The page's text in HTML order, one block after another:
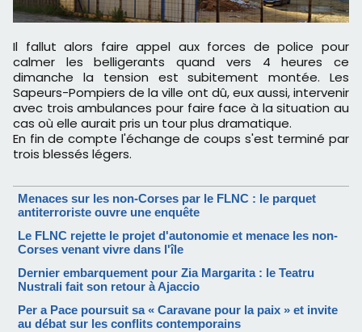
Il fallut alors faire appel aux forces de police pour
calmer les belligerants quand vers 4 heures ce
dimanche la tension est subitement montée. Les
Sapeurs-Pompiers de la ville ont dû, eux aussi, intervenir
avec trois ambulances pour faire face à la situation au
cas où elle aurait pris un tour plus dramatique.
En fin de compte l'échange de coups s'est terminé par
trois blessés légers.
Menaces sur les non-Corses par le FLNC : le parquet
antiterroriste ouvre une enquête
Le FLNC rejette le projet d'autonomie et menace les non-
Corses venant vivre dans l'île
Dernier embarquement pour Zia Margarita : le Teatru
Nustrali fait son retour à Ajaccio
Per a Pace poursuit sa « Caravane pour la paix » et invite
au débat sur les conflits contemporains